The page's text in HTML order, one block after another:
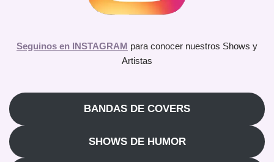
Seguinos en INSTAGRAM para conocer nuestros Shows y
Artistas
BANDAS DE COVERS
SHOWS DE HUMOR